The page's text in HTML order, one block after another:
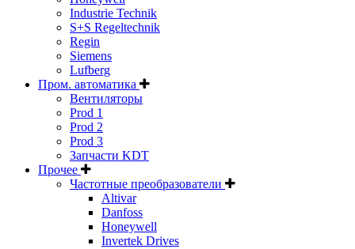
Industrie Technik
S+S Regeltechnik
Regin
Siemens
Lufberg
Пром. автоматика
Вентиляторы
Prod 1
Prod 2
Prod 3
Запчасти KDT
Прочее
Частотные преобразователи
Altivar
Danfoss
Honeywell
Invertek Drives